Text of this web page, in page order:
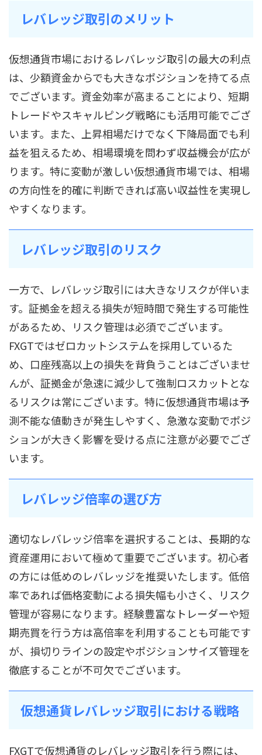
レバレッジ取引のメリット
仮想通貨市場におけるレバレッジ取引の最大の利点
は、少額資金からでも大きなポジションを持てる点
でございます。資金効率が高まることにより、短期
トレードやスキャルピング戦略にも活用可能でござ
います。また、上昇相場だけでなく下降局面でも利
益を狙えるため、相場環境を問わず収益機会が広が
ります。特に変動が激しい仮想通貨市場では、相場
の方向性を的確に判断できれば高い収益性を実現し
やすくなります。
レバレッジ取引のリスク
一方で、レバレッジ取引には大きなリスクが伴いま
す。証拠金を超える損失が短時間で発生する可能性
があるため、リスク管理は必須でございます。
FXGTではゼロカットシステムを採用しているた
め、口座残高以上の損失を背負うことはございませ
んが、証拠金が急速に減少して強制ロスカットとな
るリスクは常にございます。特に仮想通貨市場は予
測不能な値動きが発生しやすく、急激な変動でポジ
ションが大きく影響を受ける点に注意が必要でござ
います。
レバレッジ倍率の選び方
適切なレバレッジ倍率を選択することは、長期的な
資産運用において極めて重要でございます。初心者
の方には低めのレバレッジを推奨いたします。低倍
率であれば価格変動による損失幅も小さく、リスク
管理が容易になります。経験豊富なトレーダーや短
期売買を行う方は高倍率を利用することも可能です
が、損切りラインの設定やポジションサイズ管理を
徹底することが不可欠でございます。
仮想通貨レバレッジ取引における戦略
FXGTで仮想通貨のレバレッジ取引を行う際には、